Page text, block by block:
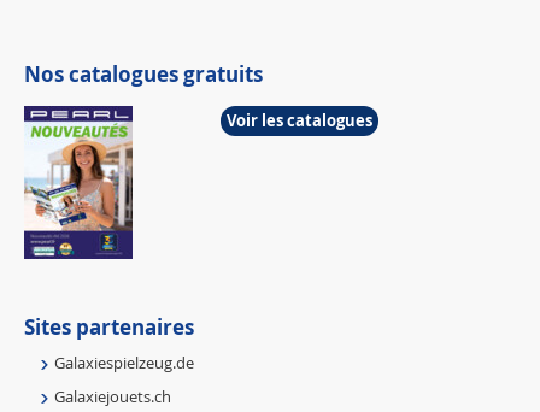
Nos catalogues gratuits
Voir les catalogues
Sites partenaires
Galaxiespielzeug.de
Galaxiejouets.ch